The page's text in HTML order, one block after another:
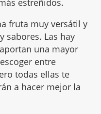
estreñidos.
fruta muy versátil y
sabores. Las hay
una mayor
entre
todas ellas te
a hacer mejor la